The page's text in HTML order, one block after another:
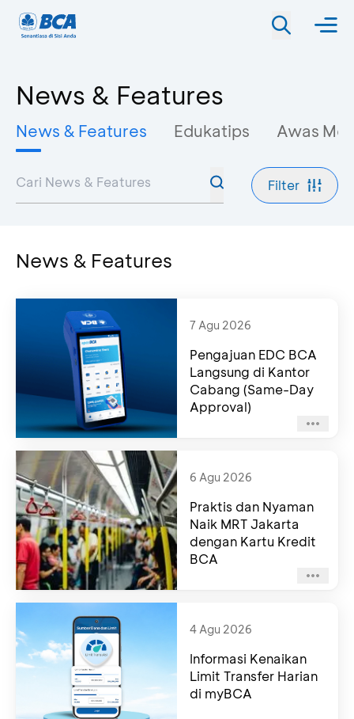
News & Features
News & Features Edukatips Awas
Filter
News & Features
7 Agu 2026
Pengajuan EDC BCA
Langsung di Kantor
Cabang (Same-Day
Approval)
6 Agu 2026
Praktis dan Nyaman
Naik MRT Jakarta
dengan Kartu Kredit
BCA
4 Agu 2026
Informasi Kenaikan
Limit Transfer Harian
di myBCA